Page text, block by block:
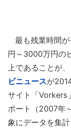
最も残業時間
円～3000万円の
上であることが
ビニュースが
サイト「Vorkers
ポート（2007年
象にデータを集計